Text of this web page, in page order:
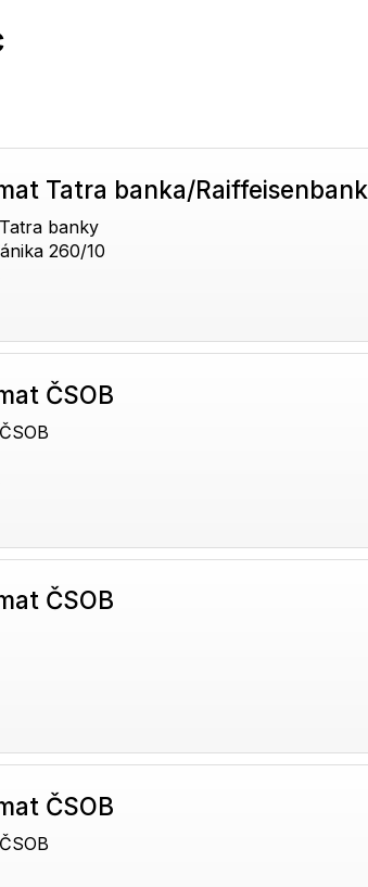
Tatra banka/Raiffeisenbank
banky
260/10
ČSOB
ČSOB
ČSOB